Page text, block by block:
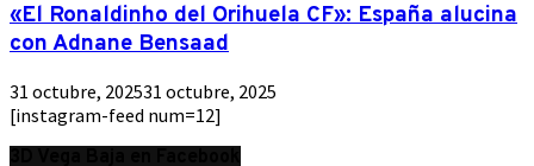
«El Ronaldinho del Orihuela CF»: España alucina
con Adnane Bensaad
31 octubre, 202531 octubre, 2025
[instagram-feed num=12]